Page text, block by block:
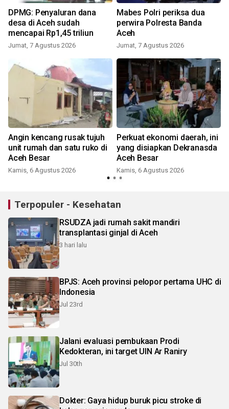
DPMG: Penyaluran dana
desa di Aceh sudah
mencapai Rp1,45 triliun
Jumat, 7 Agustus 2026
Mabes Polri periksa dua
perwira Polresta Banda
Aceh
Jumat, 7 Agustus 2026
Angin kencang rusak tujuh
unit rumah dan satu ruko di
Aceh Besar
Kamis, 6 Agustus 2026
Perkuat ekonomi daerah, ini
yang disiapkan Dekranasda
Aceh Besar
Kamis, 6 Agustus 2026
Terpopuler - Kesehatan
RSUDZA jadi rumah sakit mandiri
transplantasi ginjal di Aceh
3 hari lalu
BPJS: Aceh provinsi pelopor pertama UHC di
Indonesia
Jul 23rd
Jalani evaluasi pembukaan Prodi
Kedokteran, ini target UIN Ar Raniry
Jul 30th
Dokter: Gaya hidup buruk picu stroke di